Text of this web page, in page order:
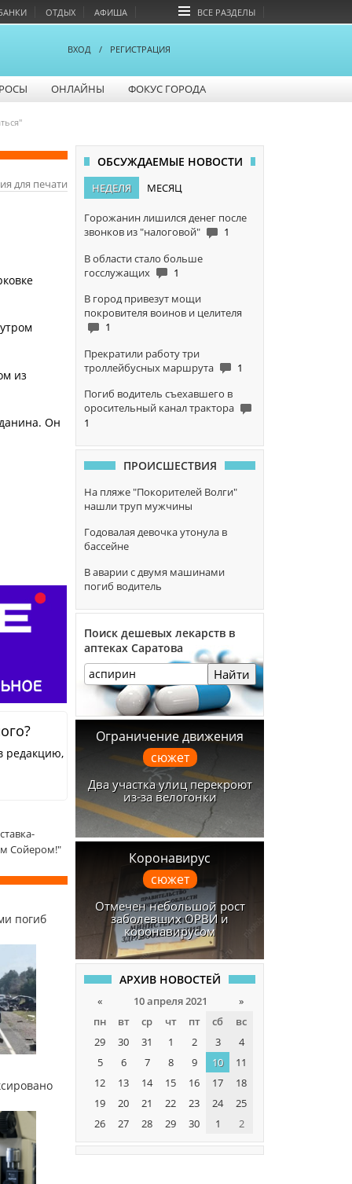
ОТДЫХ АФИША ВСЕ РАЗДЕЛЫ
ВХОД / РЕГИСТРАЦИЯ
ОНЛАЙНЫ ФОКУС ГОРОДА
для печати
из
Он
редакцию,
Сойером!"
погиб
ОБСУЖДАЕМЫЕ НОВОСТИ
НЕДЕЛЯ МЕСЯЦ
Горожанин лишился денег после
звонков из "налоговой"
1
В области стало больше
госслужащих
1
В город привезут мощи
покровителя воинов и целителя
1
Прекратили работу три
троллейбусных маршрута
1
Погиб водитель съехавшего в
оросительный канал трактора
1
ПРОИСШЕСТВИЯ
На пляже "Покорителей Волги"
нашли труп мужчины
Годовалая девочка утонула в
бассейне
В аварии с двумя машинами
погиб водитель
Поиск дешевых лекарств в
аптеках Саратова
Найти
Ограничение движения
сюжет
Два участка улиц перекроют
из-за велогонки
Коронавирус
сюжет
Отмечен небольшой рост
заболевших ОРВИ и
коронавирусом
АРХИВ НОВОСТЕЙ
« 10 апреля 2021
»
пн
вт ср чт пт сб
вс
29
30 31 1 2 3
4
5
6 7 8 9 10
11
12
13 14 15 16 17
18
19
20 21 22 23 24
25
26
27 28 29 30 1 2